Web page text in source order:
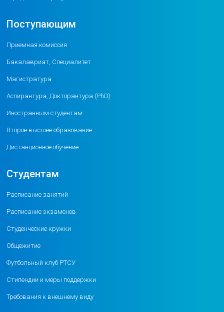
Поступающим
Приемная комиссия
Бакалавриат, Специалитет
Магистратура
Аспирантура, Докторантура (PhD)
Иностранным студентам
Второе высшее образование
Дистанционное обучение
Студентам
Расписание занятий
Расписание экзаменов
Студенческие кружки
Общежитие
Футбольный клуб РТСУ
Стипендии и меры поддержки
Требования к внешнему виду